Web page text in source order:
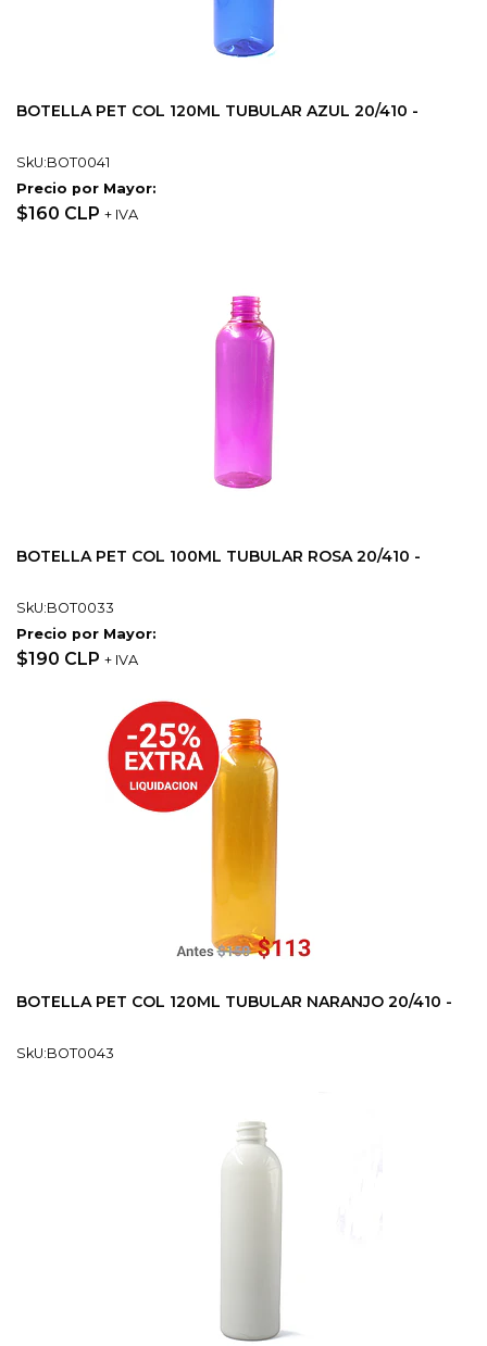
BOTELLA PET COL 120ML TUBULAR AZUL 20/410 -
SkU:BOT0041
Precio por Mayor:
$160 CLP + IVA
BOTELLA PET COL 100ML TUBULAR ROSA 20/410 -
SkU:BOT0033
Precio por Mayor:
$190 CLP + IVA
BOTELLA PET COL 120ML TUBULAR NARANJO 20/410 -
SkU:BOT0043